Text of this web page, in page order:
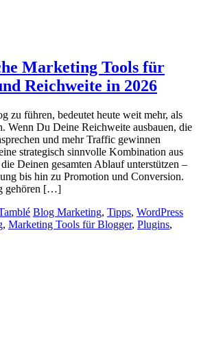
Marketing Tools für
Reichweite in 2026
zu führen, bedeutet heute weit mehr, als
Wenn Du Deine Reichweite ausbauen, die
und mehr Traffic gewinnen
strategisch sinnvolle Kombination aus
Deinen gesamten Ablauf unterstützen –
bis hin zu Promotion und Conversion.
gehören […]
Blog Marketing, Tipps, WordPress
, Marketing Tools für Blogger, Plugins,